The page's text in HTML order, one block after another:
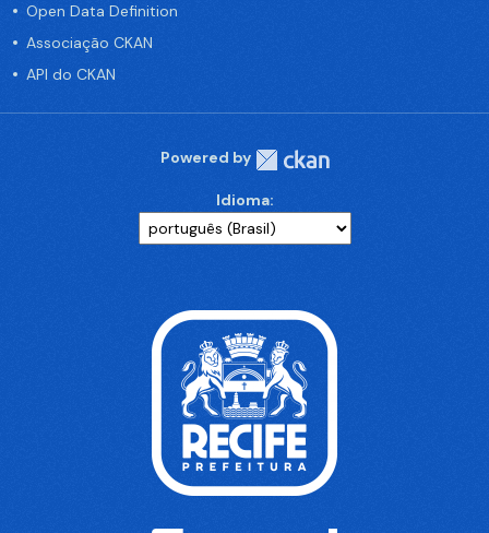
Open Data Definition
Associação CKAN
API do CKAN
Powered by
Idioma